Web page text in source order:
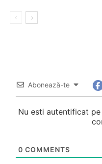
Abonează-te
Nu esti autentificat
0 COMMENTS